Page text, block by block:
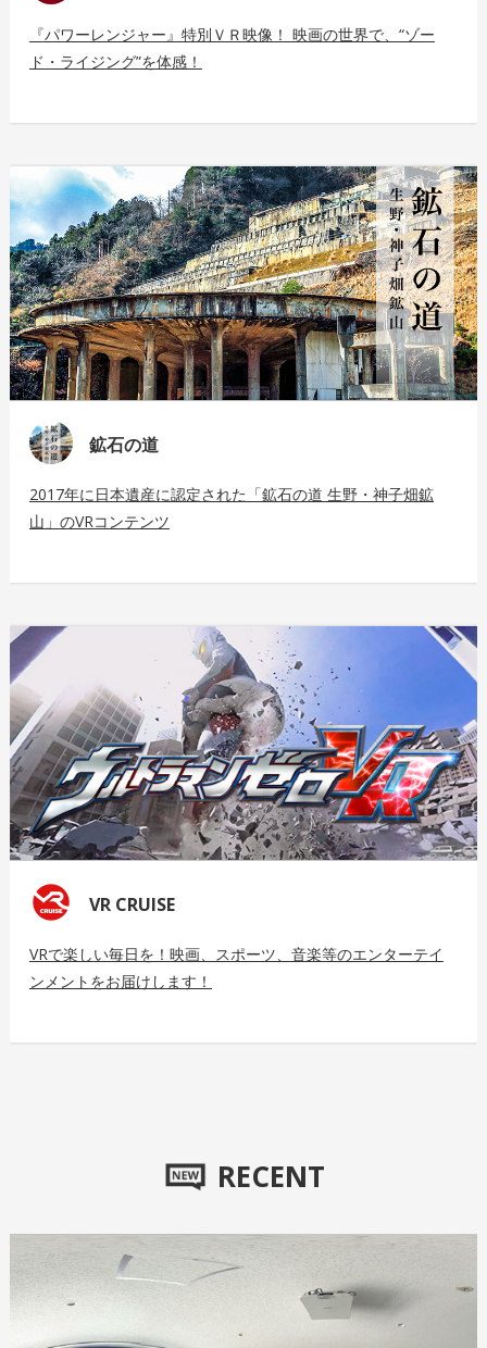
『パワーレンジャー』特別ＶＲ映像！ 映画の世界で、“ゾー
ド・ライジング”を体感！
鉱石の道
2017年に日本遺産に認定された「鉱石の道 生野・神子畑鉱
山」のVRコンテンツ
VR CRUISE
VRで楽しい毎日を！映画、スポーツ、音楽等のエンターテイ
ンメントをお届けします！
RECENT